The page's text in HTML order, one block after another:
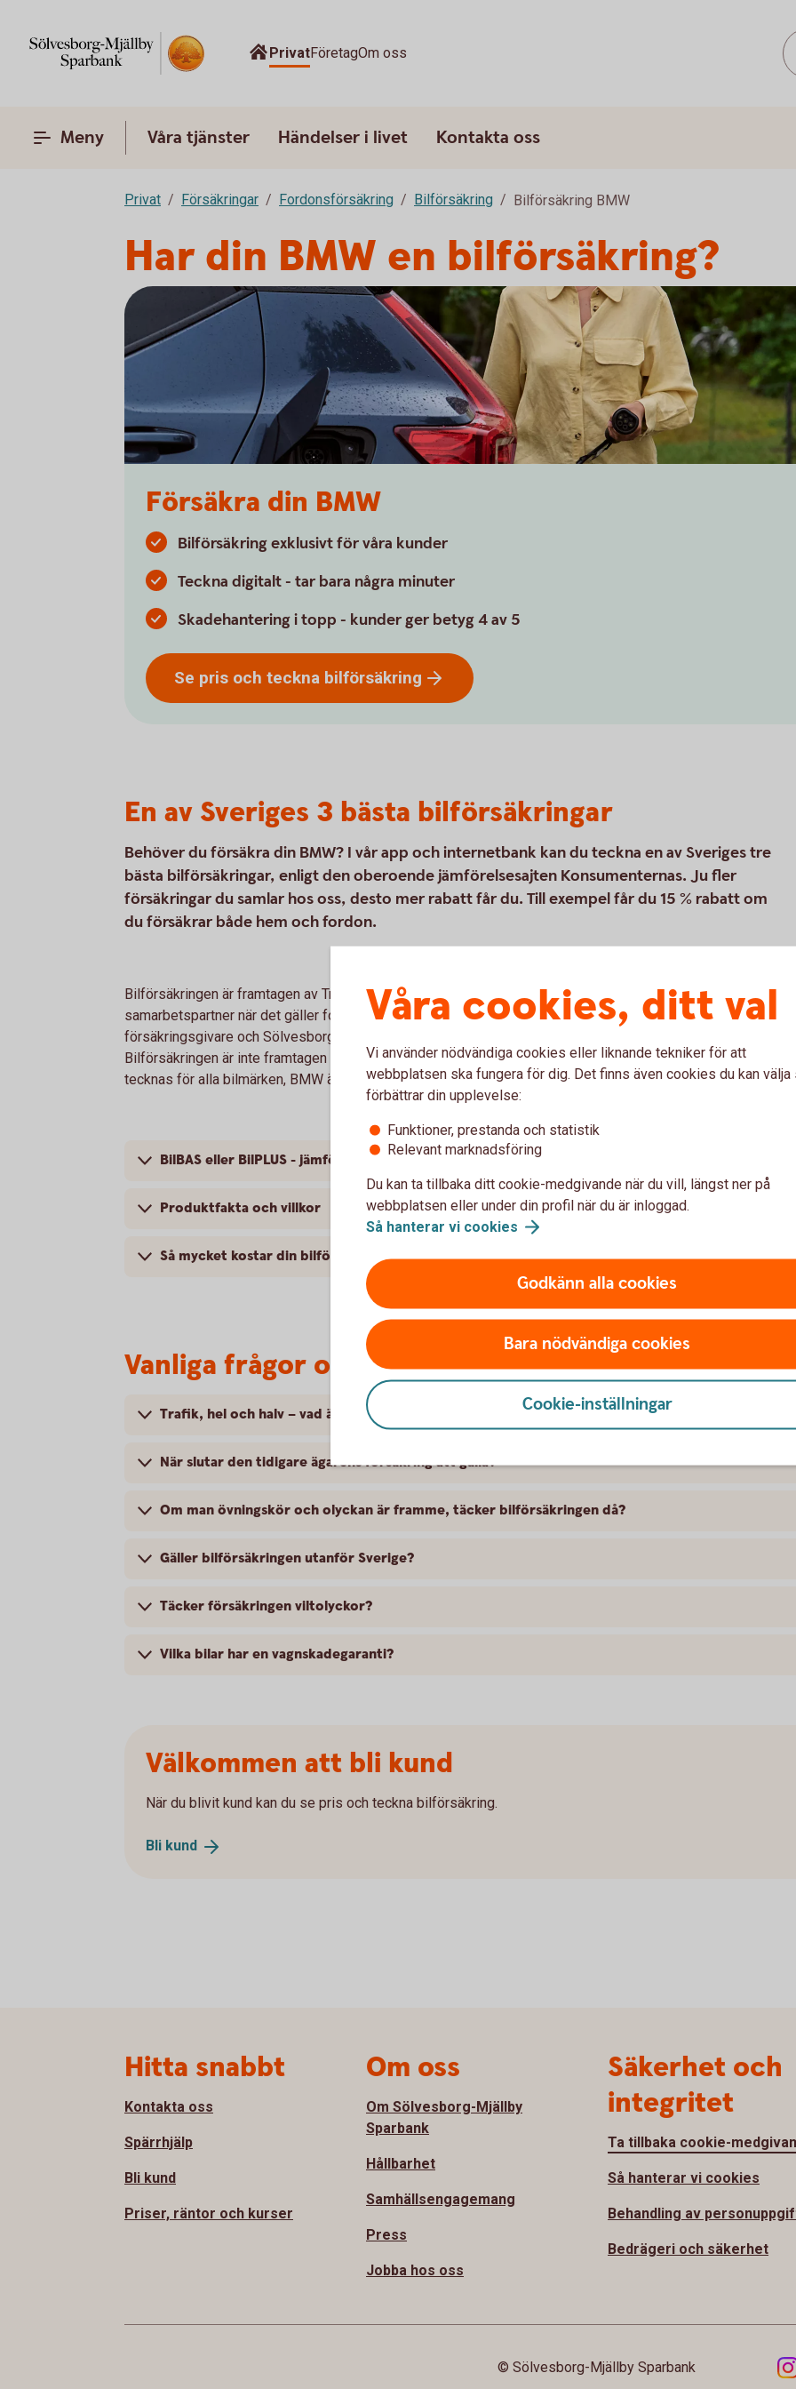
PrivatFöretagOm oss
Meny Våra tjänster Händelser i livet Kontakta oss
Privat Försäkringar Fordonsförsäkring Bilförsäkring Bilförsäkring BMW
Har din BMW en bilförsäkring?
Försäkra din BMW
Bilförsäkring exklusivt för våra kunder
Teckna digitalt - tar bara några minuter
Skadehantering i topp - kunder ger betyg 4 av 5
Se pris och teckna bilförsäkring
En av Sveriges 3 bästa bilförsäkringar
Behöver du försäkra din BMW? I vår app och internetbank kan du teckna en av Sveriges tre
bästa bilförsäkringar, enligt den oberoende jämförelsesajten Konsumenternas. Ju fler
försäkringar du samlar hos oss, desto mer rabatt får du. Till exempel får du 15 % rabatt om
du försäkrar både hem och fordon.
Bilförsäkringen är framtagen av Tre Kronor (ett bolag som ägs av Folksam) som är vår
samarbetspartner när det gäller fordonsförsäkringar. Tre Kronor Försäkring AB är
försäkringsgivare och Sölvesborg-Mjällby Sparbank är försäkringsförmedlare.
Bilförsäkringen är inte framtagen specifikt för BMW; bilförsäkringen vi erbjuder kan
tecknas för alla bilmärken, BMW är bara ett exempel.
BilBAS eller BilPLUS - jämför innehåll
Produktfakta och villkor
Så mycket kostar din bilförsäkring
Vanliga frågor om att försäkra BMW
Trafik, hel och halv – vad är det för skillnad på försäkringarna?
När slutar den tidigare ägarens försäkring att gälla?
Om man övningskör och olyckan är framme, täcker bilförsäkringen då?
Gäller bilförsäkringen utanför Sverige?
Täcker försäkringen viltolyckor?
Vilka bilar har en vagnskadegaranti?
Välkommen att bli kund
När du blivit kund kan du se pris och teckna bilförsäkring.
Bli kund
Våra cookies, ditt val
Vi använder nödvändiga cookies eller liknande tekniker för att
webbplatsen ska fungera för dig. Det finns även cookies du kan välja
förbättrar din upplevelse:
Funktioner, prestanda och statistik
Relevant marknadsföring
Du kan ta tillbaka ditt cookie-medgivande när du vill, längst ner på
webbplatsen eller under din profil när du är inloggad.
Så hanterar vi cookies
Godkänn alla cookies
Bara nödvändiga cookies
Cookie-inställningar
Hitta snabbt
Kontakta oss
Spärrhjälp
Bli kund
Priser, räntor och kurser
Om oss
Om Sölvesborg-Mjällby
Sparbank
Hållbarhet
Samhällsengagemang
Press
Jobba hos oss
Säkerhet och
integritet
Ta tillbaka cookie-
Så hanterar vi cookies
Behandling av
Bedrägeri och säkerhet
© Sölvesborg-Mjällby Sparbank